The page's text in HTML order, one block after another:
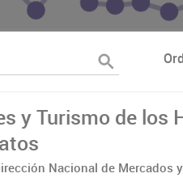
y Turismo de los
Nacional de Mercados